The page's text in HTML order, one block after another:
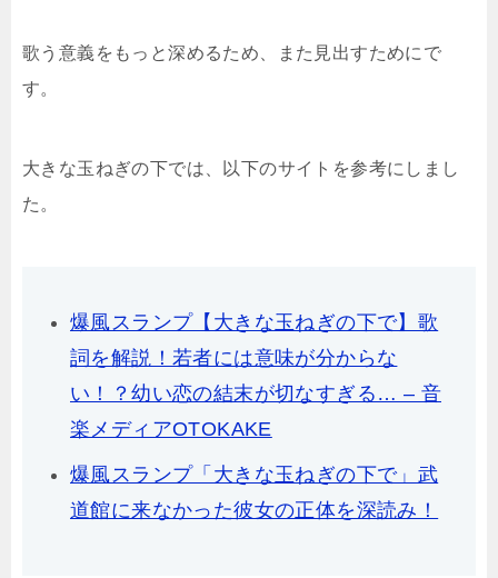
歌う意義をもっと深めるため、また見出すためにで
す。
大きな玉ねぎの下では、以下のサイトを参考にしまし
た。
爆風スランプ【大きな玉ねぎの下で】歌
詞を解説！若者には意味が分からな
い！？幼い恋の結末が切なすぎる… – 音
楽メディアOTOKAKE
爆風スランプ「大きな玉ねぎの下で」武
道館に来なかった彼女の正体を深読み！